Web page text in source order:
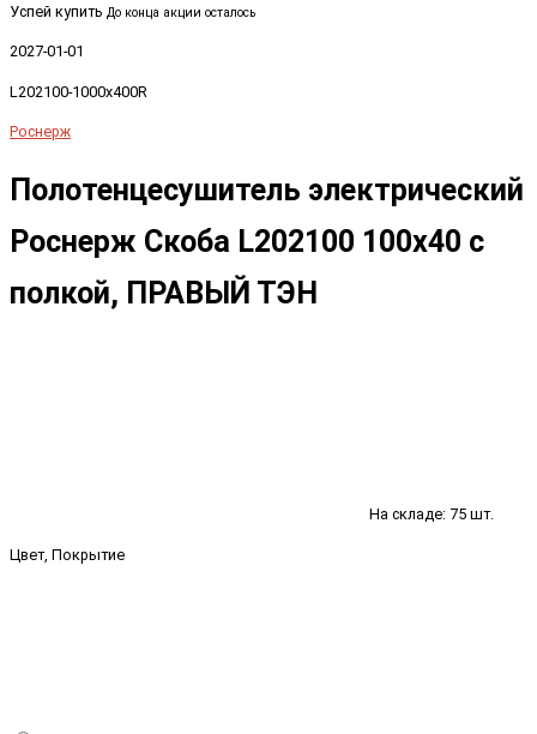
Успей купить До конца акции осталось
2027-01-01
L202100-1000x400R
Роснерж
Полотенцесушитель электрический
Роснерж Скоба L202100 100x40 с
полкой, ПРАВЫЙ ТЭН
На складе: 75 шт.
Цвет, Покрытие